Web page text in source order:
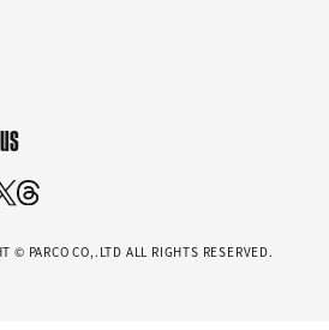
© PARCO CO,.LTD ALL RIGHTS RESERVED.